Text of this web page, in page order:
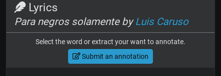
Lyrics
Para negros solamente byLuis Caruso
Select the word or extract your want to annotate.
Submit an annotation